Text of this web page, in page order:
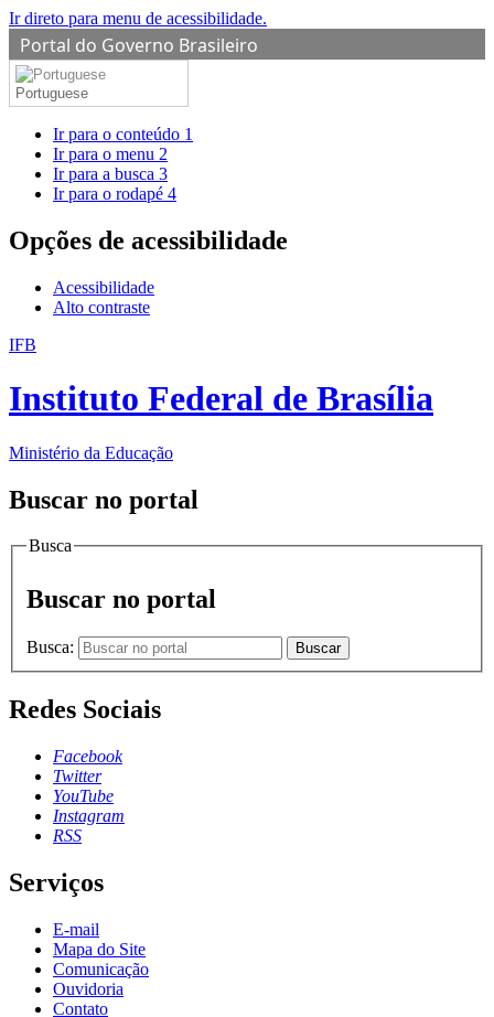
Ir direto para menu de acessibilidade.
Portal do Governo Brasileiro
Portuguese
Ir para o conteúdo 1
Ir para o menu 2
Ir para a busca 3
Ir para o rodapé 4
Opções de acessibilidade
Acessibilidade
Alto contraste
IFB
Instituto Federal de Brasília
Ministério da Educação
Buscar no portal
Busca
Buscar no portal
Busca: Buscar
Redes Sociais
Facebook
Twitter
YouTube
Instagram
RSS
Serviços
E-mail
Mapa do Site
Comunicação
Ouvidoria
Contato